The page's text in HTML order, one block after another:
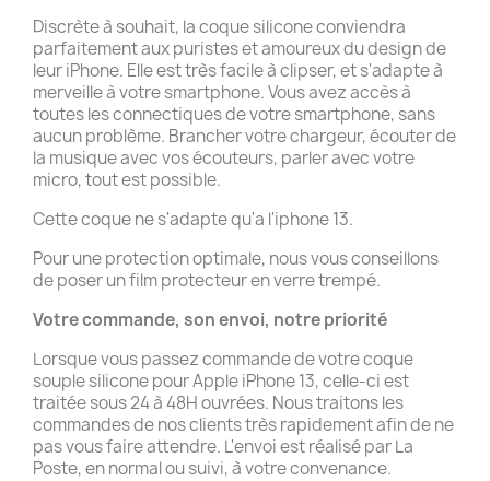
Discrète à souhait, la coque silicone conviendra
parfaitement aux puristes et amoureux du design de
leur iPhone. Elle est très facile à clipser, et s'adapte à
merveille à votre smartphone. Vous avez accès à
toutes les connectiques de votre smartphone, sans
aucun problème. Brancher votre chargeur, écouter de
la musique avec vos écouteurs, parler avec votre
micro, tout est possible.
Cette coque ne s'adapte qu'a l'iphone 13.
Pour une protection optimale, nous vous conseillons
de poser un film protecteur en verre trempé.
Votre commande, son envoi, notre priorité
Lorsque vous passez commande de votre coque
souple silicone pour Apple iPhone 13, celle-ci est
traitée sous 24 à 48H ouvrées. Nous traitons les
commandes de nos clients très rapidement afin de ne
pas vous faire attendre. L'envoi est réalisé par La
Poste, en normal ou suivi, à votre convenance.